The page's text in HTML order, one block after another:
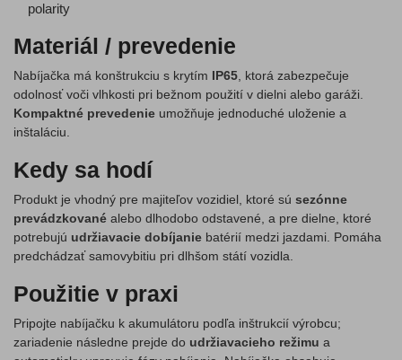
polarity
Materiál / prevedenie
Nabíjačka má konštrukciu s krytím IP65 , ktorá zabezpečuje
odolnosť voči vlhkosti pri bežnom použití v dielni alebo garáži.
Kompaktné prevedenie umožňuje jednoduché uloženie a
inštaláciu.
Kedy sa hodí
Produkt je vhodný pre majiteľov vozidiel, ktoré sú sezónne
prevádzkované alebo dlhodobo odstavené, a pre dielne, ktoré
potrebujú udržiavacie dobíjanie batérií medzi jazdami. Pomáha
predchádzať samovybitiu pri dlhšom státí vozidla.
Použitie v praxi
Pripojte nabíjačku k akumulátoru podľa inštrukcií výrobcu;
zariadenie následne prejde do udržiavacieho režimu a